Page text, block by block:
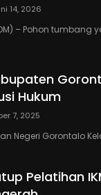
14, 2026
– Pohon
Hukum
7, 2025
Negeri Gorontalo
Pelatihan